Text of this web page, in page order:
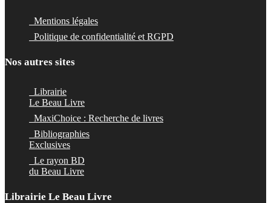
Mentions légales
Politique de confidentialité et RGPD
Nos autres sites
Librairie
Le Beau Livre
MaxiChoice : Recherche de livres
Bibliographies
Exclusives
Le rayon BD
du Beau Livre
Librairie Le Beau Livre